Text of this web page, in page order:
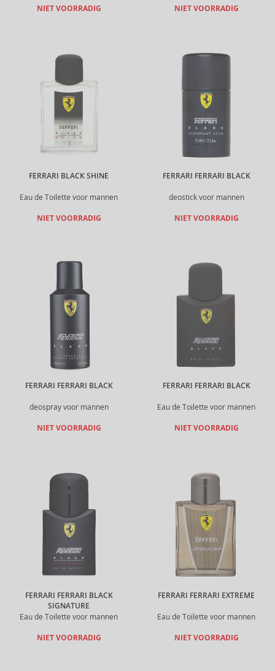
NIET VOORRADIG NIET VOORRADIG
FERRARI BLACK SHINE
Eau de Toilette voor mannen
NIET VOORRADIG
FERRARI FERRARI BLACK
deostick voor mannen
NIET VOORRADIG
FERRARI FERRARI BLACK
deospray voor mannen
NIET VOORRADIG
FERRARI FERRARI BLACK
Eau de Toilette voor mannen
NIET VOORRADIG
FERRARI FERRARI BLACK
SIGNATURE
Eau de Toilette voor mannen
NIET VOORRADIG
FERRARI FERRARI EXTREME
Eau de Toilette voor mannen
NIET VOORRADIG